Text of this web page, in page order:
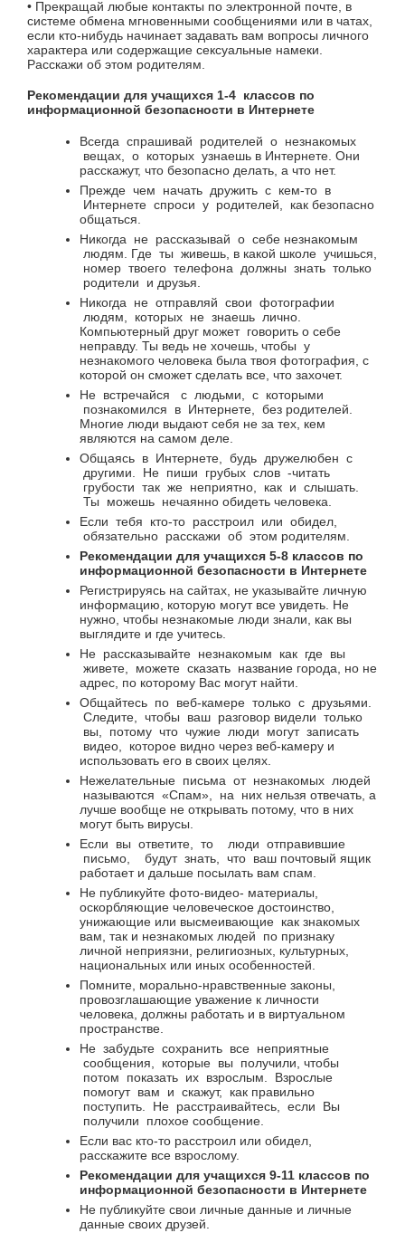
• Прекращай любые контакты по электронной почте, в
системе обмена мгновенными сообщениями или в чатах,
если кто-нибудь начинает задавать вам вопросы личного
характера или содержащие сексуальные намеки.
Расскажи об этом родителям.
Рекомендации для учащихся 1-4 классов по
информационной безопасности в Интернете
Всегда спрашивай родителей о незнакомых
вещах,
о которых узнаешь в Интернете. Они
расскажут, что безопасно делать, а что нет.
Прежде чем начать дружить с кем-то в
Интернете спроси у родителей,
как безопасно
общаться.
Никогда
не рассказывай о себе незнакомым
людям. Где ты живешь, в какой школе учишься,
номер твоего телефона должны знать только
родители
и друзья.
Никогда
не отправляй свои фотографии
людям,
которых не знаешь лично.
Компьютерный друг может говорить о себе
неправду. Ты ведь не хочешь, чтобы у
незнакомого человека была твоя фотография, с
которой он сможет сделать все, что захочет.
Не встречайся с людьми, с которыми
познакомился
в Интернете,
без родителей.
Многие люди выдают себя не за тех, кем
являются на самом деле.
Общаясь в Интернете, будь дружелюбен с
другими.
Не пиши грубых слов -читать
грубости так же неприятно, как и слышать.
Ты можешь нечаянно обидеть человека.
Если тебя кто-то расстроил или обидел,
обязательно расскажи об этом родителям.
Рекомендации для учащихся 5-8 классов по
информационной безопасности в Интернете
Регистрируясь на сайтах, не указывайте личную
информацию, которую могут все увидеть. Не
нужно, чтобы незнакомые люди знали, как вы
выглядите и где учитесь.
Не рассказывайте незнакомым как где вы
живете,
можете сказать название города, но не
адрес, по которому Вас могут найти.
Общайтесь по веб-камере только с друзьями.
Следите,
чтобы ваш разговор видели только
вы,
потому что чужие люди могут записать
видео,
которое видно через веб-камеру и
использовать его в своих целях.
Нежелательные письма от незнакомых людей
называются «Спам», на
них нельзя отвечать, а
лучше вообще не открывать потому, что в них
могут быть вирусы.
Если
вы ответите, то люди отправившие
письмо,
будут знать, что ваш почтовый ящик
работает и дальше посылать вам спам.
Не публикуйте фото-видео- материалы,
оскорбляющие человеческое достоинство,
унижающие или высмеивающие как знакомых
вам, так и незнакомых людей
по признаку
личной неприязни, религиозных, культурных,
национальных или иных особенностей.
Помните, морально-нравственные законы,
провозглашающие уважение к личности
человека, должны работать и в виртуальном
пространстве.
Не забудьте сохранить все неприятные
сообщения,
которые вы
получили, чтобы
потом
показать их взрослым.
Взрослые
помогут вам и скажут,
как правильно
поступить.
Не расстраивайтесь, если
Вы
получили
плохое сообщение.
Если вас кто-то расстроил или обидел,
расскажите все взрослому.
Рекомендации для учащихся 9-11 классов по
информационной безопасности в Интернете
Не публикуйте свои личные данные и личные
данные своих друзей.